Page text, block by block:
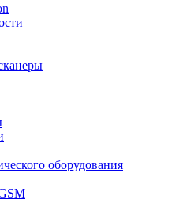
оборудования